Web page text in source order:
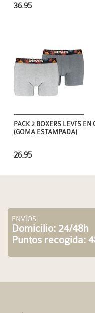
36.95
PACK 2 BOXERS LEVI´S EN
(GOMA ESTAMPADA)
26.95
ENVÍOS:
Domicilio: 24/48h
Puntos recogida: